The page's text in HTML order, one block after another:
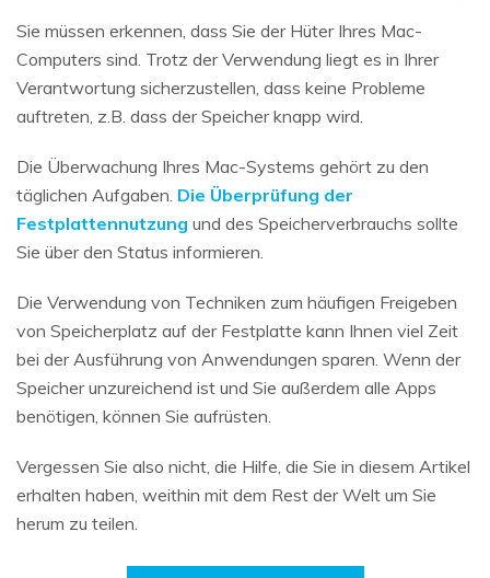
Sie müssen erkennen, dass Sie der Hüter Ihres Mac-
Computers sind. Trotz der Verwendung liegt es in Ihrer
Verantwortung sicherzustellen, dass keine Probleme
auftreten, z.B. dass der Speicher knapp wird.
Die Überwachung Ihres Mac-Systems gehört zu den
täglichen Aufgaben. Die Überprüfung der
Festplattennutzung und des Speicherverbrauchs sollte
Sie über den Status informieren.
Die Verwendung von Techniken zum häufigen Freigeben
von Speicherplatz auf der Festplatte kann Ihnen viel Zeit
bei der Ausführung von Anwendungen sparen. Wenn der
Speicher unzureichend ist und Sie außerdem alle Apps
benötigen, können Sie aufrüsten.
Vergessen Sie also nicht, die Hilfe, die Sie in diesem Artikel
erhalten haben, weithin mit dem Rest der Welt um Sie
herum zu teilen.